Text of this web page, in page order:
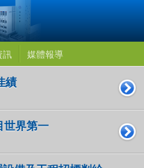
訊 媒體報導
績
界第一